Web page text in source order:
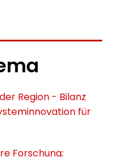
Region - Bilanz
für
Forschung: